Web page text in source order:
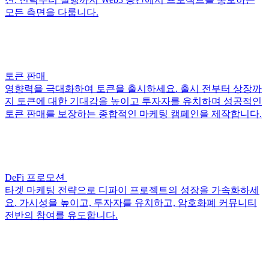
모든 측면을 다룹니다.
토큰 판매
영향력을 극대화하여 토큰을 출시하세요. 출시 전부터 상장까
지 토큰에 대한 기대감을 높이고 투자자를 유치하며 성공적인
토큰 판매를 보장하는 종합적인 마케팅 캠페인을 제작합니다.
DeFi 프로모션
타겟 마케팅 전략으로 디파이 프로젝트의 성장을 가속화하세
요. 가시성을 높이고, 투자자를 유치하고, 암호화폐 커뮤니티
전반의 참여를 유도합니다.